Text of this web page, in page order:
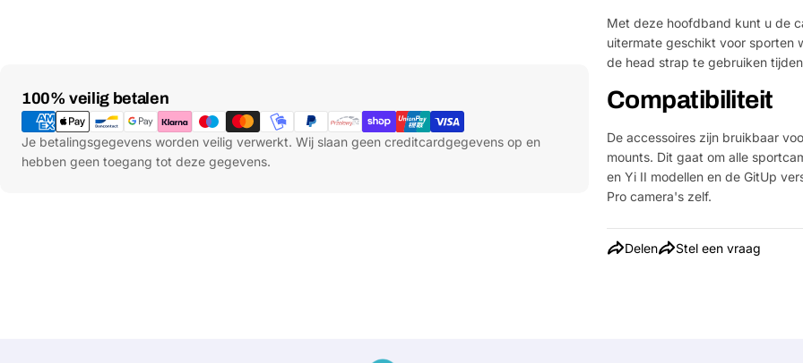
Media 1 openen in venster
100% veilig betalen
Betaalmethoden
Je betalingsgegevens worden veilig verwerkt. Wij slaan geen creditcardgegevens op en
hebben geen toegang tot deze gegevens.
Met deze hoofdband kunt u de
uitermate geschikt voor sporten
de head strap te gebruiken
Compatibiliteit
De accessoires zijn bruikbaar
mounts. Dit gaat om alle
en Yi II modellen en de GitUp
Pro camera's zelf.
Delen Stel een vraag